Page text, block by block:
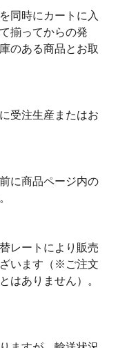
同時にカートに入
揃ってからの発
のある商品とお取
受注生産またはお
に商品ページ内の
レートにより販売
います（※ご注文
はありません）。